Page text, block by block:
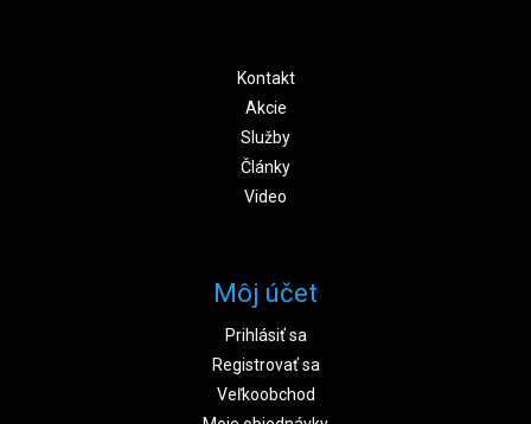
Kontakt
Akcie
Služby
Články
Video
Môj účet
Prihlásiť sa
Registrovať sa
Veľkoobchod